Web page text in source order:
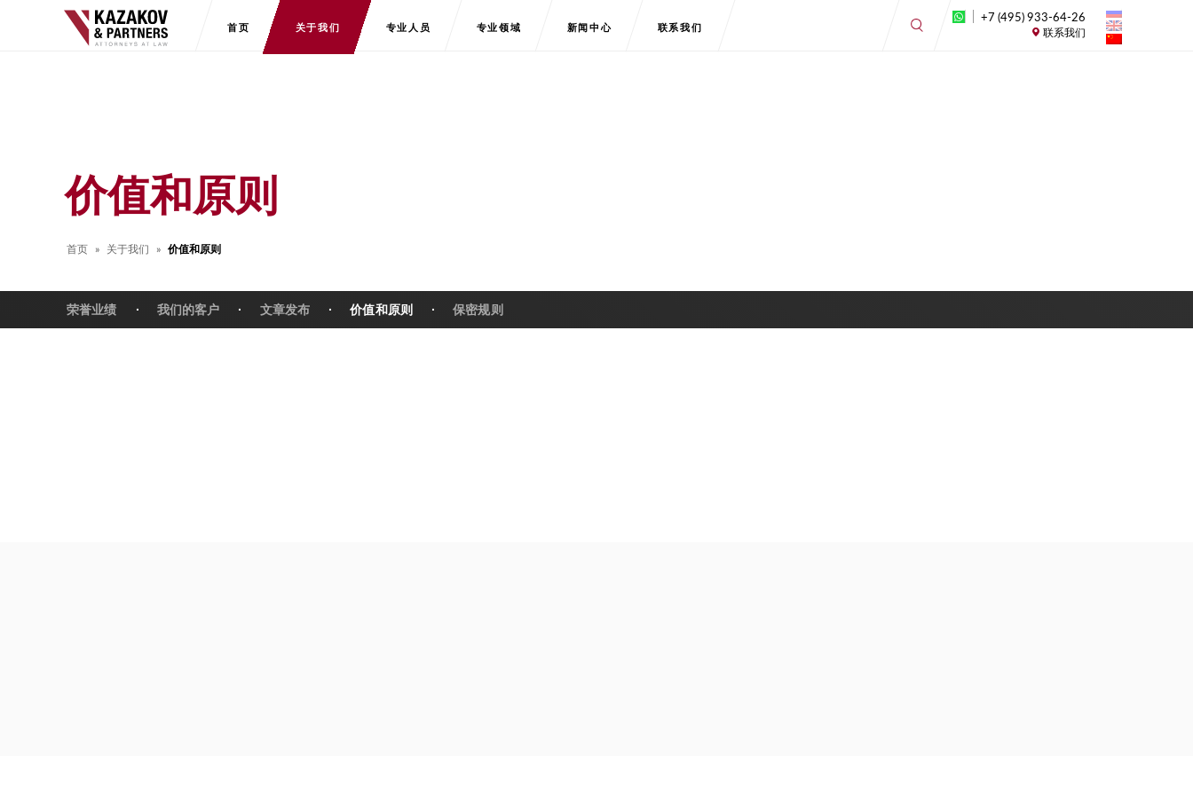
首页 关于我们 专业人员 专业领域 新闻中心 联系我们
+7 (495) 933-64-26
联系我们
价值和原则
首页 关于我们 价值和原则
荣誉业绩 我们的客户 文章发布 价值和原则 保密规则